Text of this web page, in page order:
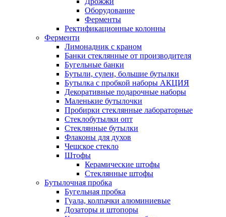
Оборудование
Ферменты
Ректификационные колонны
Ферменти
Лимонадник с краном
Банки стеклянные от производителя
Бугельные банки
Бутыли, сулеи, большие бутылки
Бутылка с пробкой наборы АКЦИЯ
Декоративные подарочные наборы
Маленькие бутылочки
Пробирки стеклянные лабораторные
Стеклобутылки опт
Стеклянные бутылки
Флаконы для духов
Чешское стекло
Штофы
Керамические штофы
Стеклянные штофы
Бутылочная пробка
Бугельная пробка
Гуала, колпачки алюминиевые
Дозаторы и штопоры